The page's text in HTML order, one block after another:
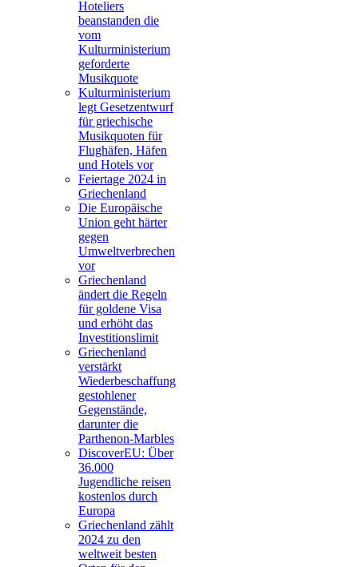
Hoteliers
beanstanden die
vom
Kulturministerium
geforderte
Musikquote
Kulturministerium
legt Gesetzentwurf
für griechische
Musikquoten für
Flughäfen, Häfen
und Hotels vor
Feiertage 2024 in
Griechenland
Die Europäische
Union geht härter
gegen
Umweltverbrechen
vor
Griechenland
ändert die Regeln
für goldene Visa
und erhöht das
Investitionslimit
Griechenland
verstärkt
Wiederbeschaffung
gestohlener
Gegenstände,
darunter die
Parthenon-Marbles
DiscoverEU: Über
36.000
Jugendliche reisen
kostenlos durch
Europa
Griechenland zählt
2024 zu den
weltweit besten